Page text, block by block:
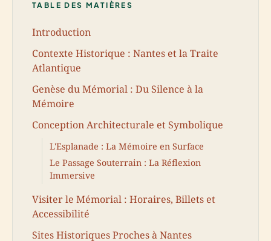
TABLE DES MATIÈRES
Introduction
Contexte Historique : Nantes et la Traite
Atlantique
Genèse du Mémorial : Du Silence à la
Mémoire
Conception Architecturale et Symbolique
L'Esplanade : La Mémoire en Surface
Le Passage Souterrain : La Réflexion
Immersive
Visiter le Mémorial : Horaires, Billets et
Accessibilité
Sites Historiques Proches à Nantes